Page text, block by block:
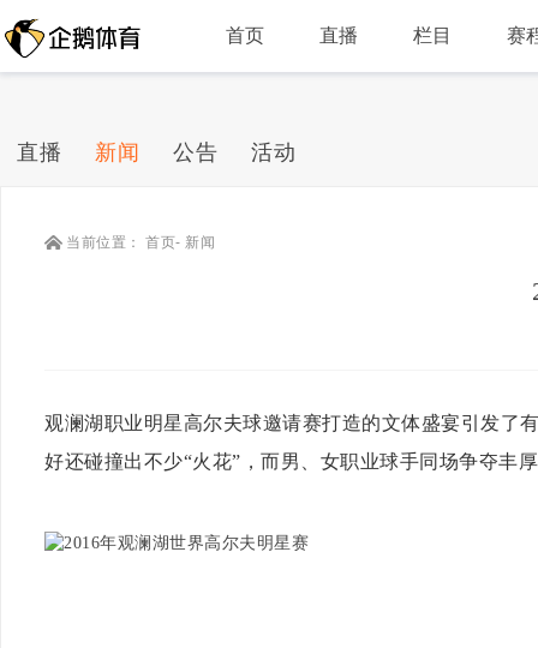
首页 直播 栏目 赛
直播 新闻 公告 活动
当前位置： 首页- 新闻
观澜湖职业明星高尔夫球邀请赛打造的文体盛宴引发了
好还碰撞出不少“火花”， 而男、女职业球手同场争夺丰